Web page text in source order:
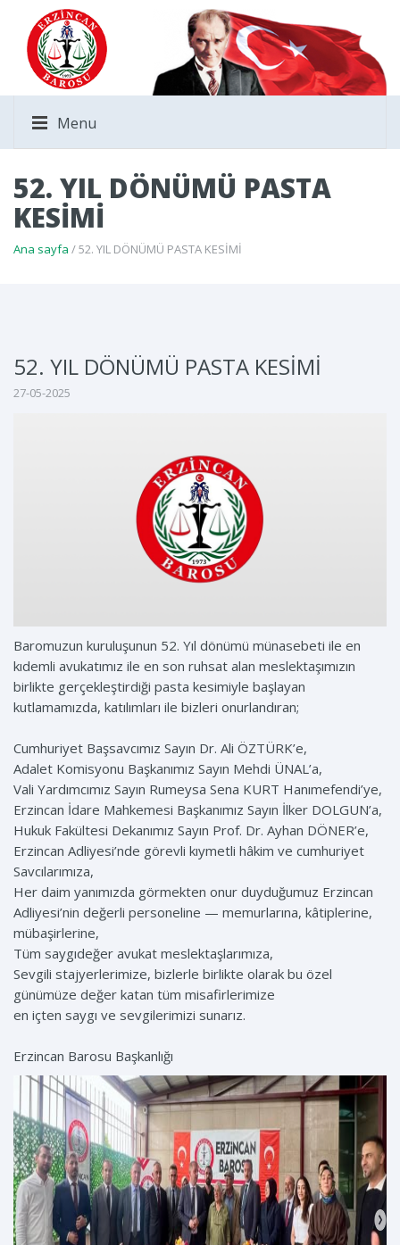
Menu
52. YIL DÖNÜMÜ PASTA
KESİMİ
Ana sayfa / 52. YIL DÖNÜMÜ PASTA KESİMİ
52. YIL DÖNÜMÜ PASTA KESİMİ
27-05-2025
Baromuzun kuruluşunun 52. Yıl dönümü münasebeti ile en
kıdemli avukatımız ile en son ruhsat alan meslektaşımızın
birlikte gerçekleştirdiği pasta kesimiyle başlayan
kutlamamızda, katılımları ile bizleri onurlandıran;
Cumhuriyet Başsavcımız Sayın Dr. Ali ÖZTÜRK’e,
Adalet Komisyonu Başkanımız Sayın Mehdi ÜNAL’a,
Vali Yardımcımız Sayın Rumeysa Sena KURT Hanımefendi’ye,
Erzincan İdare Mahkemesi Başkanımız Sayın İlker DOLGUN’a,
Hukuk Fakültesi Dekanımız Sayın Prof. Dr. Ayhan DÖNER’e,
Erzincan Adliyesi’nde görevli kıymetli hâkim ve cumhuriyet
Savcılarımıza,
Her daim yanımızda görmekten onur duyduğumuz Erzincan
Adliyesi’nin değerli personeline — memurlarına, kâtiplerine,
mübaşirlerine,
Tüm saygıdeğer avukat meslektaşlarımıza,
Sevgili stajyerlerimize, bizlerle birlikte olarak bu özel
günümüze değer katan tüm misafirlerimize
en içten saygı ve sevgilerimizi sunarız.
Erzincan Barosu Başkanlığı